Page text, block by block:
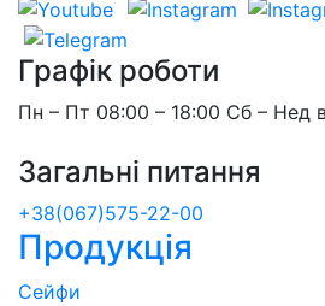
Графік роботи
Пн – Пт 08:00 – 18:00 Сб – Нед
Загальні питання
+38(067)575-22-00
Продукція
Сейфи